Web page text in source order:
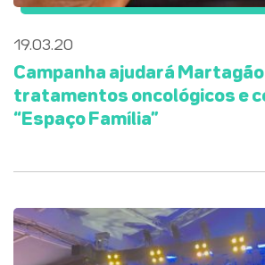
19.03.20
Campanha ajudará
tratamentos oncológicos e
“Espaço Família”